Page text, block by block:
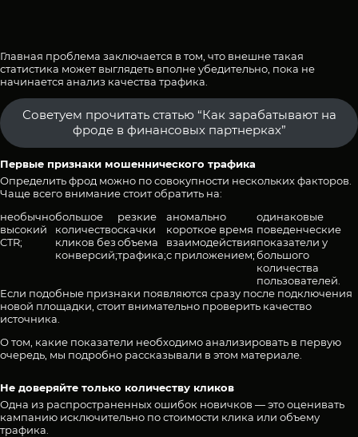
Главная проблема заключается в том, что внешне такая
статистика может выглядеть вполне убедительно, пока не
начинается анализ качества трафика.
Советуем прочитать статью “Как зарабатывают на
фроде в финансовых партнерках”
Первые признаки мошеннического трафика
Определить фрод можно по совокупности нескольких факторов.
Чаще всего внимание стоит обратить на:
необычно
высокий
CTR;
большое
количество
кликов без
конверсий;
резкие
скачки
объема
трафика;
аномально
короткое время
взаимодействия
с приложением;
одинаковые
поведенческие
показатели у
большого
количества
пользователей.
Если подобные признаки появляются сразу после подключения
новой площадки, стоит внимательно проверить качество
источника.
О том, какие показатели необходимо анализировать в первую
очередь, мы подробно рассказывали в этом материале
Не доверяйте только количеству кликов
Одна из распространенных ошибок новичков — это оценивать
кампанию исключительно по стоимости клика или объему
трафика.